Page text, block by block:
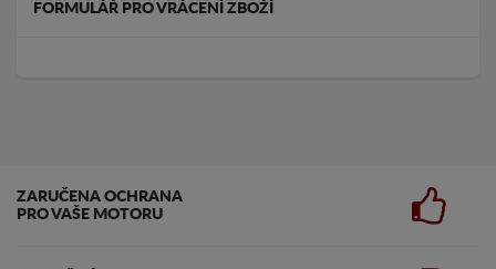
FORMULÁŘ PRO VRÁCENÍ ZBOŽÍ
ZARUČENA OCHRANA
PRO VAŠE MOTORU